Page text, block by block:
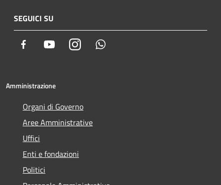
SEGUICI SU
Facebook YoutubeInstagram
Amministrazione
Organi di Governo
Aree Amministrative
Uffici
Enti e fondazioni
Politici